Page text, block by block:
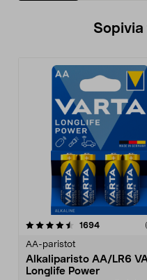
1694arvostelut
AA-paristot
Alkaliparisto AA/LR6
Longlife Power
4.5viidestä